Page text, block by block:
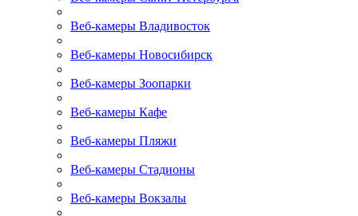
Веб-камеры Владивосток
Веб-камеры Новосибирск
Веб-камеры Зоопарки
Веб-камеры Кафе
Веб-камеры Пляжи
Веб-камеры Стадионы
Веб-камеры Вокзалы